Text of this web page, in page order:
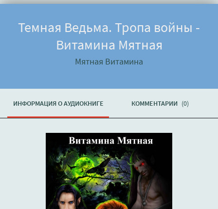
Темная Ведьма. Тропа войны -
Витамина Мятная
Мятная Витамина
ИНФОРМАЦИЯ О АУДИОКНИГЕ КОММЕНТАРИИ (0)